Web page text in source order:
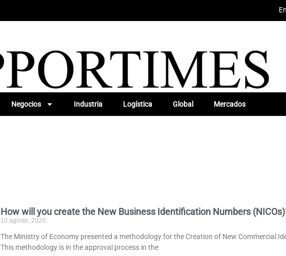
Negocios Industria Logística Global Mercados
How will you create the New Business Identification Numbers
10 agosto, 2020
The Ministry of Economy presented a methodology for the Creation of New Commercial
This methodology is in the approval process in the